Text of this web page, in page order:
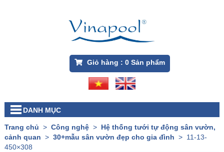
Giỏ hàng : 0Sản phẩm
DANH MỤC
Trang chủ > Công nghệ> Hệ thống tưới tự động sân vườn,
cảnh quan > 30+mẫu sân vườn đẹp cho gia đình > 11-13-
450×308